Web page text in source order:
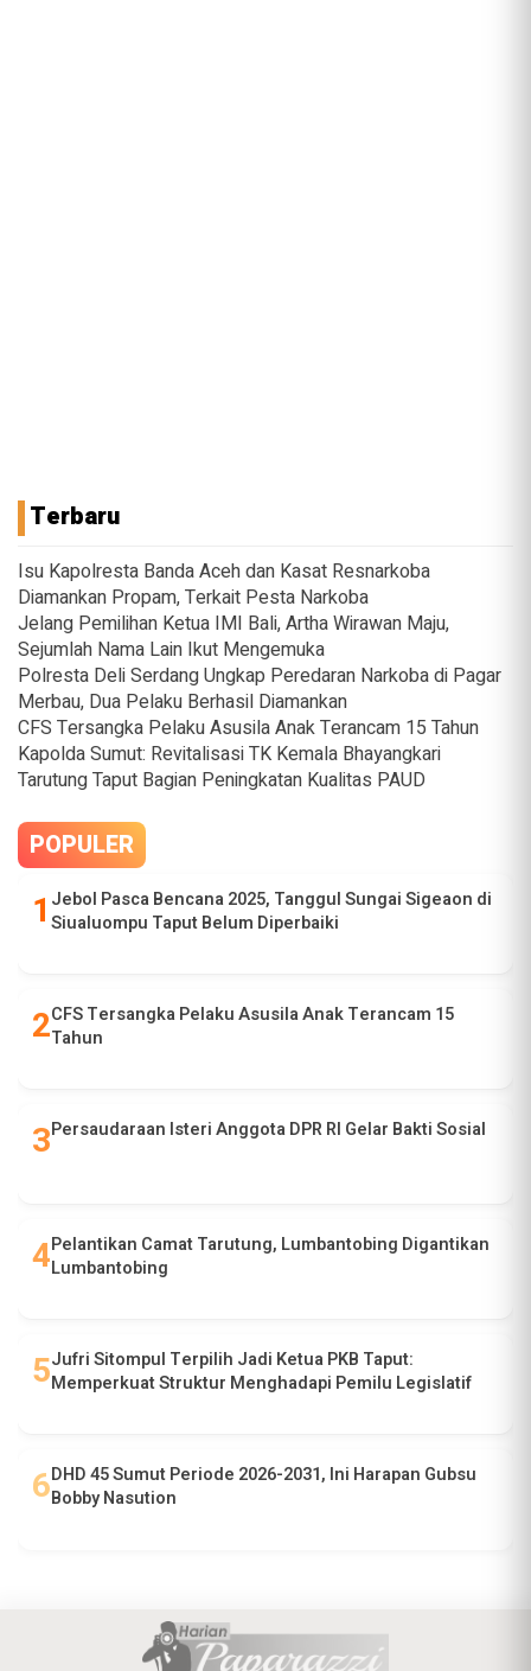
Terbaru
Isu Kapolresta Banda Aceh dan Kasat Resnarkoba
Diamankan Propam, Terkait Pesta Narkoba
Jelang Pemilihan Ketua IMI Bali, Artha Wirawan Maju,
Sejumlah Nama Lain Ikut Mengemuka
Polresta Deli Serdang Ungkap Peredaran Narkoba di Pagar
Merbau, Dua Pelaku Berhasil Diamankan
CFS Tersangka Pelaku Asusila Anak Terancam 15 Tahun
Kapolda Sumut: Revitalisasi TK Kemala Bhayangkari
Tarutung Taput Bagian Peningkatan Kualitas PAUD
POPULER
Jebol Pasca Bencana 2025, Tanggul Sungai Sigeaon di
Siualuompu Taput Belum Diperbaiki
CFS Tersangka Pelaku Asusila Anak Terancam 15
Tahun
Persaudaraan Isteri Anggota DPR RI Gelar Bakti Sosial
Pelantikan Camat Tarutung, Lumbantobing Digantikan
Lumbantobing
Jufri Sitompul Terpilih Jadi Ketua PKB Taput:
Memperkuat Struktur Menghadapi Pemilu Legislatif
DHD 45 Sumut Periode 2026-2031, Ini Harapan Gubsu
Bobby Nasution